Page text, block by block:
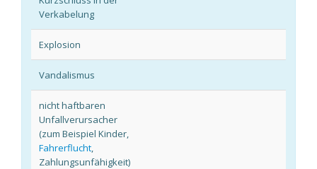
Verkabelung
Explosion
Vandalismus
nicht haftbaren
Unfallverursacher
(zum Beispiel Kinder,
Fahrerflucht,
Zahlungsunfähigkeit)